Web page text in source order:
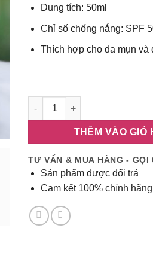
235,000₫.
Dung tích: 50ml
Chỉ số chống nắng: SPF
Thích hợp cho da mụn và
Kem chống nắng Some By
THÊM VÀO GIỎ
TƯ VẤN & MUA HÀNG - GỌI
Sản phẩm được đổi trả
Cam kết 100% chính hãng